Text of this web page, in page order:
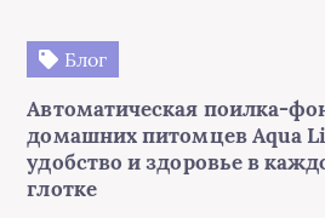
Блог
Автоматическая поилка-
домашних питомцев Aqua
удобство и здоровье в
глотке